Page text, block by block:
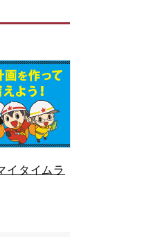
イタイムラ